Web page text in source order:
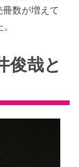
数が増えて
俊哉と